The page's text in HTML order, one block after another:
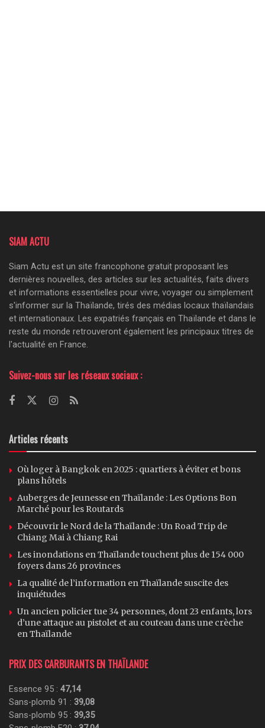
SIAM ACTU
Siam Actu est un site francophone gratuit proposant les
dernières nouvelles, des articles sur les actualités, faits divers
et informations essentielles pour vivre, voyager ou simplement
s'informer sur la Thaïlande, tirés des médias locaux thaïlandais
et internationaux. Les expatriés français en Thaïlande et dans le
reste du monde retrouveront également les principaux titres de
l'actualité en France.
Suivez-nous sur les réseaux sociaux :
Articles récents
Où loger à Bangkok en 2025 : quartiers à éviter et bons
plans hôtels
Auberges de Jeunesse en Thaïlande : Les Options Bon
Marché pour les Routards
Découvrir le Nord de la Thaïlande : Un Road Trip de
Chiang Mai à Chiang Rai
Les inondations en Thaïlande touchent plus de 154 000
foyers dans 26 provinces
La qualité de l’information en Thaïlande suscite des
inquiétudes
Un ancien policier tue 34 personnes, dont 23 enfants, lors
d’une attaque au pistolet et au couteau dans une crèche
en Thaïlande
PRIX DES CARBURANTS EN THAÏLANDE
Essence 95 : 47,14
Sans-plomb 91 : 39,08
Sans-plomb 95 : 39,35